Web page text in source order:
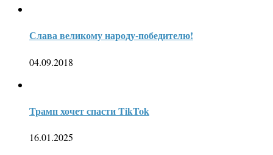
Слава великому народу-победителю!
04.09.2018
Трамп хочет спасти TikTok
16.01.2025